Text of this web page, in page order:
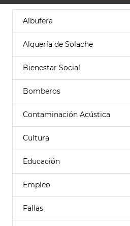
Albufera
Alquería de Solache
Bienestar Social
Bomberos
Contaminación Acústica
Cultura
Educación
Empleo
Fallas